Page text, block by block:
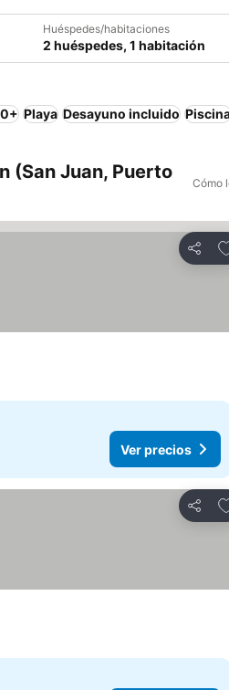
Huéspedes/habitaciones
2 huéspedes, 1 habitación
Playa Desayuno incluido
(San Juan, Puerto
Cómo
Ver precios